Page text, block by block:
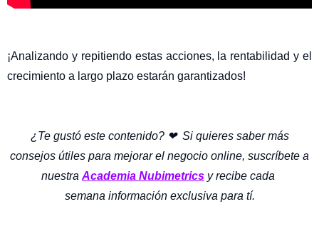
¡Analizando y repitiendo estas acciones, la rentabilidad y el
crecimiento a largo plazo estarán garantizados!
¿Te gustó este contenido? ❤ ️ Si quieres saber más
consejos útiles para mejorar el negocio online, suscríbete a
nuestra Academia Nubimetrics y recibe cada
semana información exclusiva para tí.